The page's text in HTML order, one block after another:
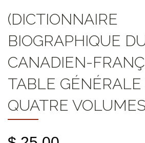
(DICTIONNAIRE
BIOGRAPHIQUE
CANADIEN-
TABLE GÉNÉRALE
QUATRE VOLUMES